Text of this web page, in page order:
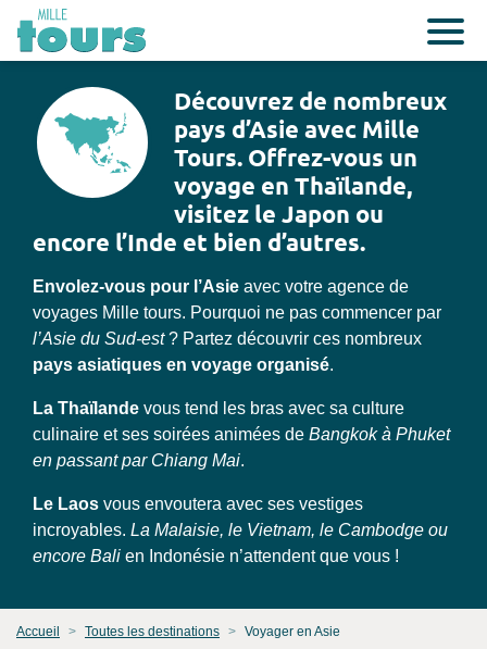
Découvrez de nombreux
pays d’Asie avec Mille
Tours. Offrez-vous un
voyage en Thaïlande,
visitez le Japon ou
encore l’Inde et bien d’autres.
Envolez-vous pour l’Asie avec votre agence de
voyages Mille tours. Pourquoi ne pas commencer par
l’Asie du Sud-est? Partez découvrir ces nombreux
pays asiatiques en voyage organisé.
La Thaïlande vous tend les bras avec sa culture
culinaire et ses soirées animées de Bangkok à Phuket
en passant par Chiang Mai.
Le Laos vous envoutera avec ses vestiges
incroyables. La Malaisie, le Vietnam, le Cambodge ou
encore Bali en Indonésie n’attendent que vous !
Accueil Toutes les destinations Voyager en Asie